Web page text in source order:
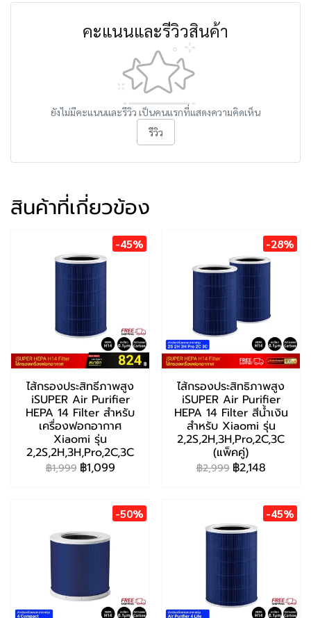
คะแนนและรีวิวสินค้า
ยังไม่มีคะแนนและรีวิว เป็นคนแรกที่แสดงความคิดเห็น
รีวิว
สินค้าที่เกี่ยวข้อง
-45%
ไส้กรองประสิทธีภาพสูง
iSUPER Air Purifier
HEPA 14 Filter สำหรับ
เครื่องฟอกอากาศ
Xiaomi รุ่น
2,2S,2H,3H,Pro,2C,3C
฿1,999 ฿1,099
-28%
ไส้กรองประสิทธิภาพสูง
iSUPER Air Purifier
HEPA 14 Filter สีน้ำเงิน
สำหรับ Xiaomi รุ่น
2,2S,2H,3H,Pro,2C,3C
(แพ็คคู่)
฿2,999 ฿2,148
-50% -45%